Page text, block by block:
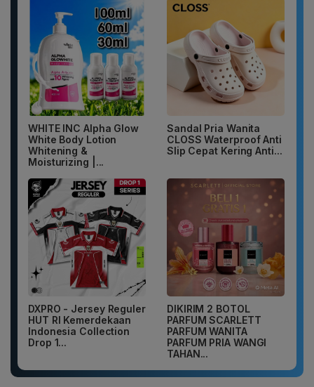
WHITE INC Alpha Glow
White Body Lotion
Whitening &
Moisturizing |...
Sandal Pria Wanita
CLOSS Waterproof Anti
Slip Cepat Kering Anti...
DXPRO - Jersey Reguler
HUT RI Kemerdekaan
Indonesia Collection
Drop 1...
DIKIRIM 2 BOTOL
PARFUM SCARLETT
PARFUM WANITA
PARFUM PRIA WANGI
TAHAN...